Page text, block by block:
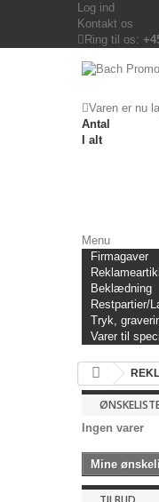
Log ind
Kontakt os
Ring til os:
Varen er nu
Antal
I alt
Menu
Firmagaver
Beklædning
Restpartier/
Tryk,
Varer til
Ingen varer
Mine